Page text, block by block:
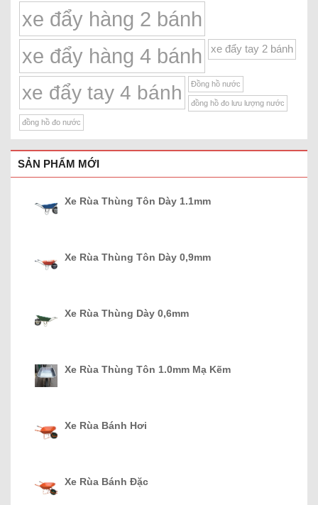
xe đẩy hàng 2 bánh
xe đẩy hàng 4 bánh xe đẩy tay 2 bánh
xe đẩy tay 4 bánh Đồng hồ nước
đồng hồ đo lưu lượng nước
đồng hồ đo nước
SẢN PHẨM MỚI
Xe Rùa Thùng Tôn Dày 1.1mm
Xe Rùa Thùng Tôn Dày 0,9mm
Xe Rùa Thùng Dày 0,6mm
Xe Rùa Thùng Tôn 1.0mm Mạ Kẽm
Xe Rùa Bánh Hơi
Xe Rùa Bánh Đặc